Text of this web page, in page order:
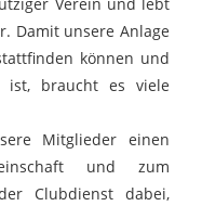
Damit unsere Anlage
können und
ist, braucht es viele
Mitglieder einen
und zum
Clubdienst dabei,